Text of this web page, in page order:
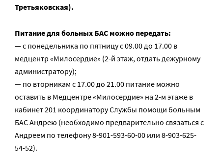
Третьяковская).
Питание для больных БАС можно передать:
— с понедельника по пятницу с 09.00 до 17.00 в
медцентр «Милосердие» (2-й этаж, отдать дежурному
администратору);
— по вторникам с 17.00 до 21.00 питание можно
оставить в Медцентре «Милосердие» на 2-м этаже в
кабинет 201 координатору Службы помощи больным
БАС Андрею (необходимо предварительно связаться с
Андреем по телефону 8-901-593-60-00 или 8-903-625-
54-52).